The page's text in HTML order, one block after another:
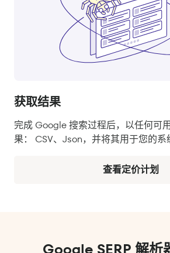
获取结果
完成 Google 搜索过程后，以任何可
果： CSV、Json，并将其用于您的系
查看定价计划